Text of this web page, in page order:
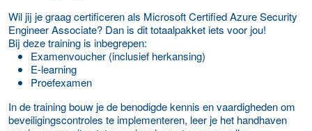
Wil jij je graag certificeren als Microsoft Certified Azure Security
Engineer Associate? Dan is dit totaalpakket iets voor jou!
Bij deze training is inbegrepen:
Examenvoucher (inclusief herkansing)
E-learning
Proefexamen
In de training bouw je de benodigde kennis en vaardigheden om
beveiligingscontroles te implementeren, leer je het handhaven